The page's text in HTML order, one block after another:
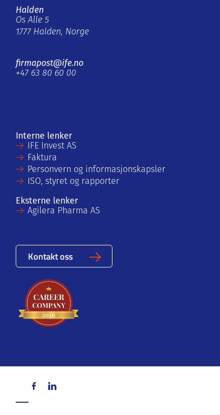
Halden
Os Alle 5
1777 Halden, Norge
firmapost@ife.no
+47 63 80 60 00
Interne lenker
IFE Invest AS
Faktura
Personvern og informasjonskapsler
ISO, styret og rapporter
Eksterne lenker
Agilera Pharma AS
Kontakt oss